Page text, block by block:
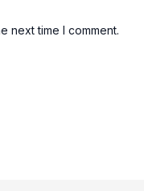
next time I comment.